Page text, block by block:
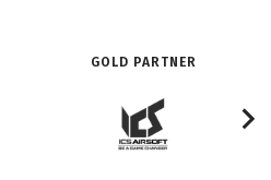
GOLD PARTNER